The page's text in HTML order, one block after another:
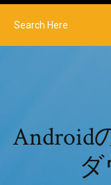
Android